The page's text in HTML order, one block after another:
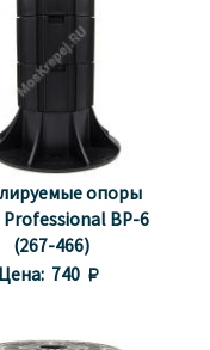
опоры
Professional BP-6
(267-466)
Цена: 740 